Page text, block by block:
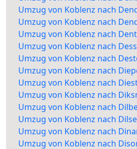
Umzug von Koblenz nach
Umzug von Koblenz nach
Umzug von Koblenz nach
Umzug von Koblenz nach
Umzug von Koblenz nach
Umzug von Koblenz nach
Umzug von Koblenz nach
Umzug von Koblenz nach
Umzug von Koblenz nach
Umzug von Koblenz nach
Umzug von Koblenz nach
Umzug von Koblenz nach